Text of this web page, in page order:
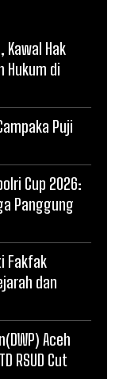
Kawal Hak
Hukum di
Puji
Cup 2026:
Panggung
Fakfak
dan
Aceh
RSUD Cut